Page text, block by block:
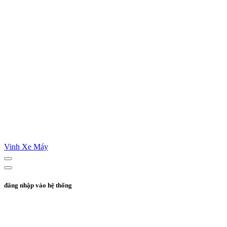
Vinh Xe Máy
đăng nhập vào hệ thống